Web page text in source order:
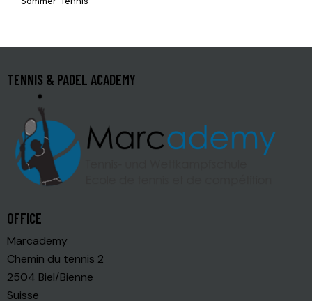
TENNIS & PADEL ACADEMY
OFFICE
Marcademy
Chemin du tennis 2
2504 Biel/Bienne
Suisse